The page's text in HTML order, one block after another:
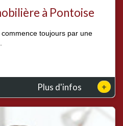
à Pontoise
toujours par une
Plus d'infos +